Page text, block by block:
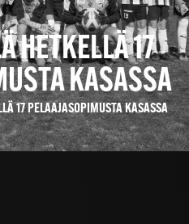
HETKELLÄ 17
KASASSA
17 PELAAJASOPIMUSTA KASASSA